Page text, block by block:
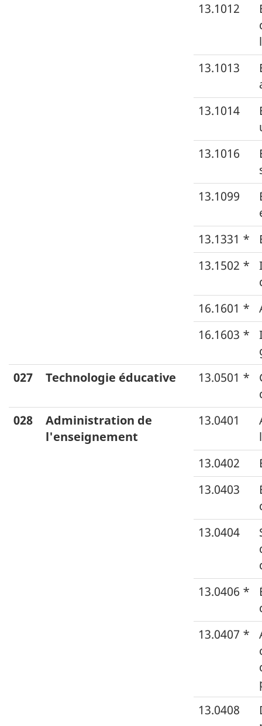
13.1012
13.1013
13.1014
13.1016
13.1099
13.1331 *
13.1502 *
16.1601 *
16.1603 *
027
Technologie éducative 13.0501 *
028
Administration de
l'enseignement
13.0401
13.0402
13.0403
13.0404
13.0406 *
13.0407 *
13.0408